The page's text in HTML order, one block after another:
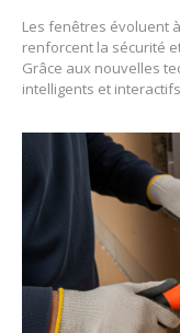
Les fenêtres évoluent
renforcent la sécurité
Grâce aux nouvelles
intelligents et